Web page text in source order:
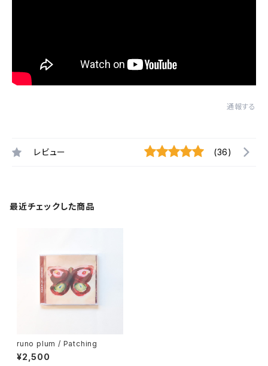
通報する
レビュー (36)
最近チェックした商品
runo plum / Patching
¥2,500